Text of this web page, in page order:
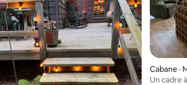
de 4,96 sur 5, 25 commentaires
Cabane ·
Un cadre